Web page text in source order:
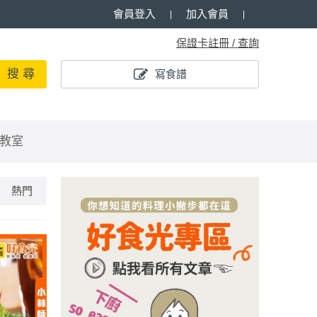
會員登入 加入會員
保證卡註冊 / 查詢
寫食譜
搜 尋
室
熱門